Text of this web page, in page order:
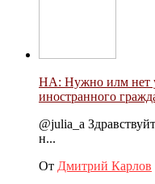
НА: Нужно илм нет
иностранного
@julia_a
н...
От Дмитрий Карлов